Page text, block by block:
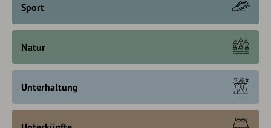
Sport
Natur
Unterhaltung